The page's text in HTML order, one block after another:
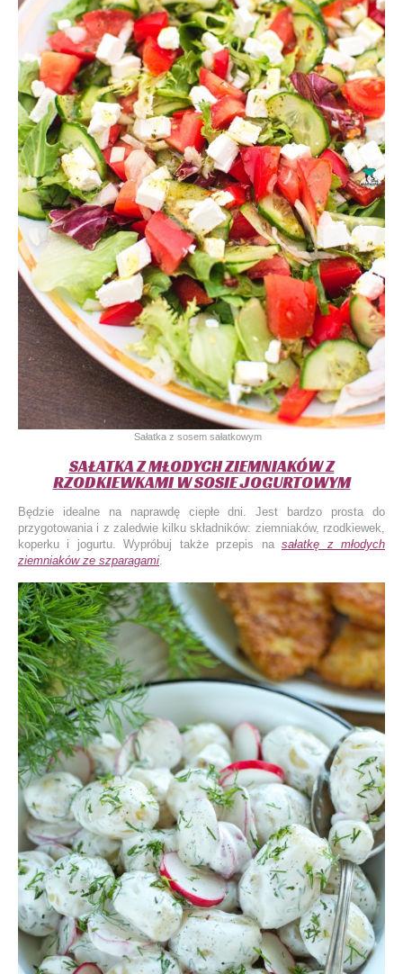
Sałatka z sosem sałatkowym
SAŁATKA Z MŁODYCH ZIEMNIAKÓW Z
RZODKIEWKAMI W SOSIE JOGURTOWYM
Będzie idealne na naprawdę ciepłe dni. Jest bardzo prosta do
przygotowania i z zaledwie kilku składników: ziemniaków, rzodkiewek,
koperku i jogurtu. Wypróbuj także przepis nasałatkę z młodych
ziemniaków ze szparagami.